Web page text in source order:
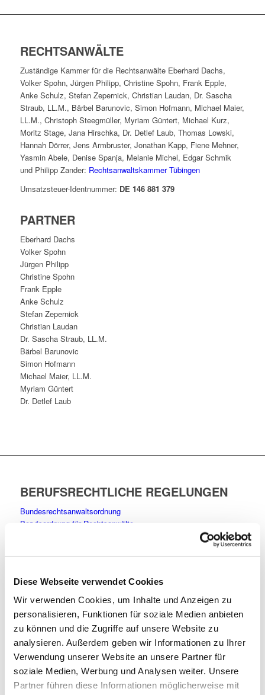
Diese Webseite verwendet Cookies
Wir verwenden Cookies, um Inhalte und Anzeigen zu
personalisieren, Funktionen für soziale Medien anbieten
zu können und die Zugriffe auf unsere Website zu
analysieren. Außerdem geben wir Informationen zu Ihrer
Verwendung unserer Website an unsere Partner für
soziale Medien, Werbung und Analysen weiter. Unsere
Partner führen diese Informationen möglicherweise mit
RECHTSANWÄLTE
Zuständige Kammer für die Rechtsanwälte Eberhard Dachs,
Volker Spohn, Jürgen Philipp, Christine Spohn, Frank Epple,
Anke Schulz, Stefan Zepernick, Christian Laudan, Dr. Sascha
Straub, LL.M., Bärbel Barunovic, Simon Hofmann, Michael Maier,
LL.M., Christoph Steegmüller, Myriam Güntert, Michael Kurz,
Moritz Stage, Jana Hirschka, Dr. Detlef Laub, Thomas Lowski,
Hannah Dörrer, Jens Armbruster, Jonathan Kapp, Fiene Mehner,
Yasmin Abele, Denise Spanja, Melanie Michel, Edgar Schmik
und Philipp Zander: Rechtsanwaltskammer Tübingen
Umsatzsteuer-Identnummer: DE 146 881 379
PARTNER
Eberhard Dachs
Volker Spohn
Jürgen Philipp
Christine Spohn
Frank Epple
Anke Schulz
Stefan Zepernick
Christian Laudan
Dr. Sascha Straub, LL.M.
Bärbel Barunovic
Simon Hofmann
Michael Maier, LL.M.
Myriam Güntert
Dr. Detlef Laub
BERUFSRECHTLICHE REGELUNGEN
Bundesrechtsanwaltsordnung
Berufsordnung für Rechtsanwälte
Berufsregeln der Rechtsanwälte der Europäischen Gemeinschaft
Deutschland
BERUFSHAFTPFLICHTVERSICHERUNG
Partnerschaftsgesellschaften mit beschränkter Berufshaftung
sind aufgrund der Bundesrechtsanwaltsordnung verpflichtet, eine
Berufshaftpflichtversicherung mit einer
Mindestversicherungssumme von 2.500.000 € für jeden
Versicherungsfall zu unterhalten. Die Einzelheiten ergeben sich